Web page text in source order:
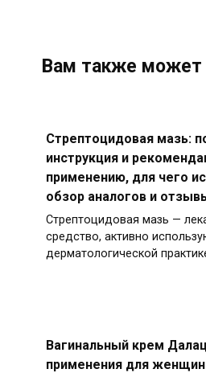
Вам также может
Стрептоцидовая мазь:
инструкция и
применению, для чего
обзор аналогов и
Стрептоцидовая мазь —
средство, активно
дерматологической
Вагинальный крем
применения для